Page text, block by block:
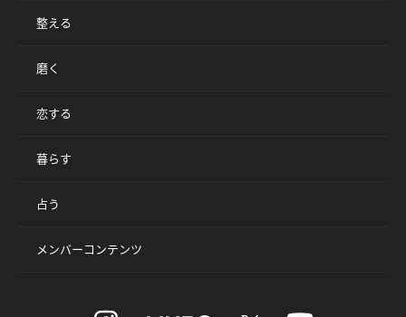
整える
磨く
恋する
暮らす
占う
メンバーコンテンツ